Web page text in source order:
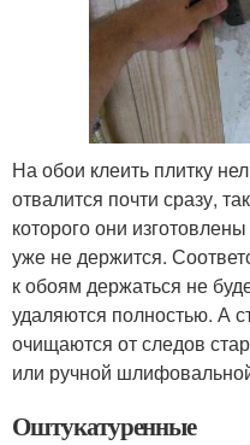
На обои клеить плитку
отвалится почти сразу,
которого они
уже не держится.
к обоям держаться не
удаляются полностью. А
очищаются от следов
или ручной
Оштукатуренные